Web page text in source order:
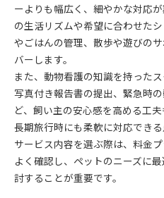
ーよりも幅広く、細やかな対応
の生活リズムや希望に合わせた
やごはんの管理、散歩や遊びの
バーします。
また、動物看護の知識を持った
写真付き報告書の提出、緊急時
ど、飼い主の安心感を高める工
長期旅行時にも柔軟に対応できる
サービス内容を選ぶ際は、料金
よく確認し、ペットのニーズに
討することが重要です。